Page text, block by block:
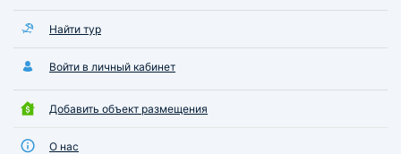
Найти тур
Войти в личный кабинет
Добавить объект размещения
О нас